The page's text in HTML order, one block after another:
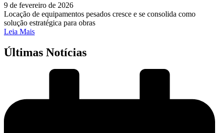
9 de fevereiro de 2026
Locação de equipamentos pesados cresce e se consolida como
solução estratégica para obras
Leia Mais
Últimas Notícias